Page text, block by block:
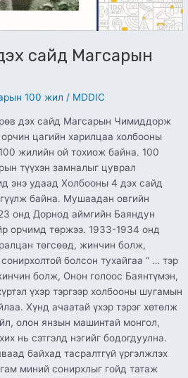
сайд Магсарын
100 жил / MDDIC
дэх сайд Магсарын Чимиддорж
цагийн харилцаа холбооны
жилийн ой тохиож байна. 100
түүхэн замналыг цуврал
энэ удаад Холбооны 4 дэх сайд
байна. Мушаадан овгийн
онд Дорнод аймгийн Баяндун
орчимд төржээ. 1933-1934 онд
төгсөөд, жинчин болж,
болсон тухайгаа “ … тэр
болж, Онон голоос Баянтүмэн,
үхэр тэргээр холбооны шугамын
Хүнд ачаатай үхэр тэрэг хөтөлж
олон янзын машинтай монгол,
нь сэтгэлд нэгийг бодогдуулна.
байхад тасралтгүй үргэлжлэх
миний сонирхлыг гойд татаж